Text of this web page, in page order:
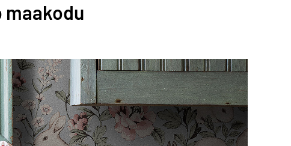
maakodu